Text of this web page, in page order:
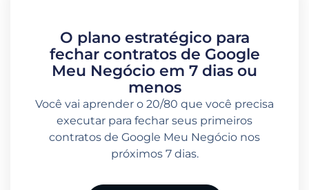
O plano estratégico para
fechar contratos de Google
Meu Negócio em 7 dias ou
menos
Você vai aprender o 20/80 que você precisa
executar para fechar seus primeiros
contratos de Google Meu Negócio nos
próximos 7 dias.